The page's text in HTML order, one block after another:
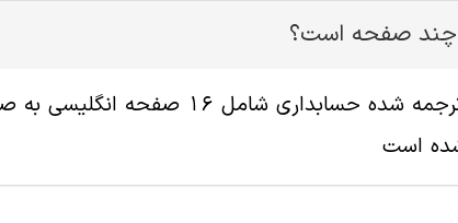
چند صفحه است؟
است